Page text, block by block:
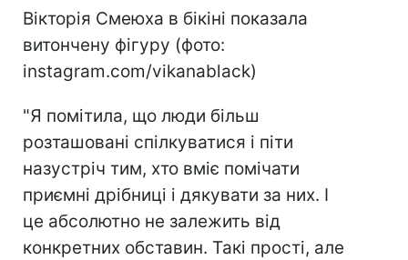
Вікторія Смеюха в бікіні показала
витончену фігуру (фото:
instagram.com/vikanablack)
"Я помітила, що люди більш
розташовані спілкуватися і піти
назустріч тим, хто вміє помічати
приємні дрібниці і дякувати за них. І
це абсолютно не залежить від
конкретних обставин. Такі прості, але